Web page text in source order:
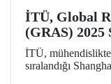
İTÜ, Global
(GRAS) 2025
Türkiye’de
İTÜ, mühendislikte
sıralandığı